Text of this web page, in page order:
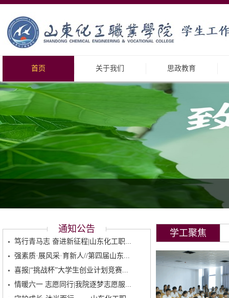
首页 关于我们 思政教育
通知公告
笃行青马志 奋进新征程|山东化工职...
强素质·展风采·育新人//第四届山东...
喜报|“挑战杯”大学生创业计划竞赛...
情暖六一 志愿同行|我院逐梦志愿服...
学工聚焦